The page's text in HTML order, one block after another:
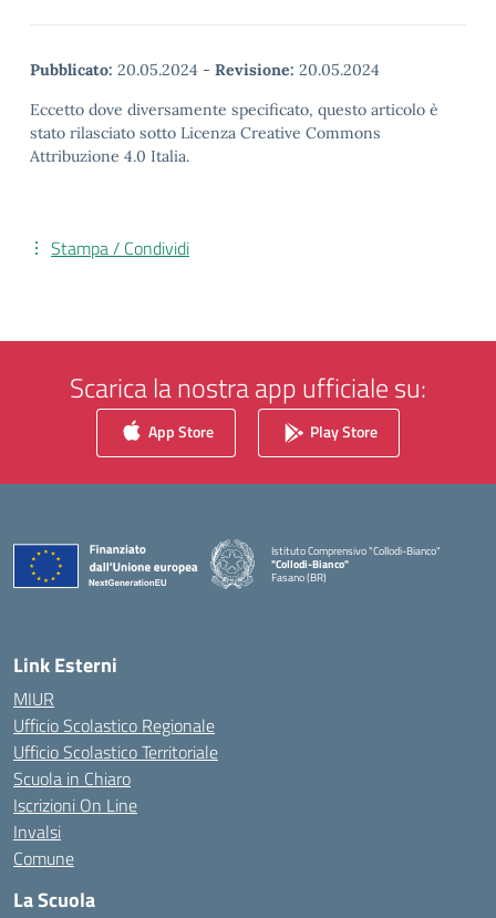
Pubblicato: 20.05.2024 - Revisione: 20.05.2024
Eccetto dove diversamente specificato, questo articolo è
stato rilasciato sotto Licenza Creative Commons
Attribuzione 4.0 Italia.
Stampa / Condividi
Scarica la nostra app ufficiale su:
App Store Play Store
Istituto Comprensivo "Collodi-Bianco"
"Collodi-Bianco"
Fasano (BR)
Link Esterni
MIUR
Ufficio Scolastico Regionale
Ufficio Scolastico Territoriale
Scuola in Chiaro
Iscrizioni On Line
Invalsi
Comune
La Scuola